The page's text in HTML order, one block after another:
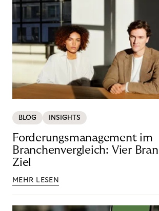
BLOG INSIGHTS
Forderungsmanagement im
Branchenvergleich: Vier
Ziel
MEHR LESEN